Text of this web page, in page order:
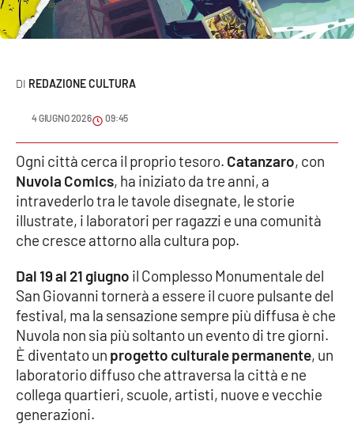
Podcast
Editoriali
VIDEO
Ambiente
Cronaca
Cultura
Economia e Lavoro
Politica
Sanità
REDAZIONE CULTURA
4 GIUGNO 2026 09:45
Ogni città cerca il proprio tesoro. Catanzaro, con
Nuvola Comics, ha iniziato da tre anni, a
intravederlo tra le tavole disegnate, le storie
illustrate, i laboratori per ragazzi e una comunità
che cresce attorno alla cultura pop.
Dal 19 al 21 giugno il Complesso Monumentale del
San Giovanni tornerà a essere il cuore pulsante del
festival, ma la sensazione sempre più diffusa è che
Nuvola non sia più soltanto un evento di tre giorni.
È diventato un progetto culturale permanente, un
laboratorio diffuso che attraversa la città e ne
collega quartieri, scuole, artisti, nuove e vecchie
generazioni.